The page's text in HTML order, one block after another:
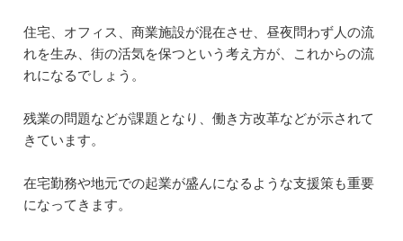
住宅、オフィス、商業施設が混在させ、昼夜問わず人の流
れを生み、街の活気を保つという考え方が、これからの流
れになるでしょう。
残業の問題などが課題となり、働き方改革などが示されて
きています。
在宅勤務や地元での起業が盛んになるような支援策も重要
になってきます。